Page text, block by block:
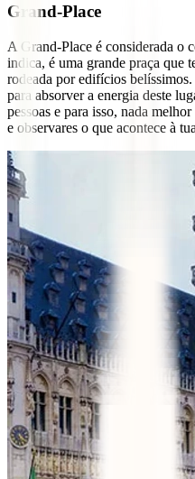
Grand-Place
A Grand-Place é considerada o
indica, é uma grande praça que
rodeada por edifícios
para absorver a energia deste
pessoas e para isso, nada
e observares o que acontece à